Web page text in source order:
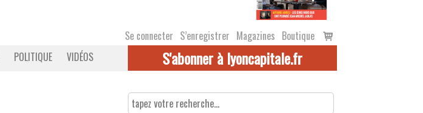
Se connecter S’enregistrer Magazines Boutique
Voir
le
POLITIQUE VIDÉOS S'abonner à lyoncapitale.fr